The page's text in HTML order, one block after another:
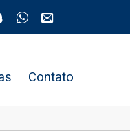
Contato